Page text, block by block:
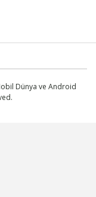
Dünya ve Android